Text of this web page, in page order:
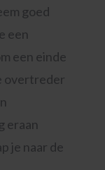
goed
een
een einde
overtreder
eraan
je naar de